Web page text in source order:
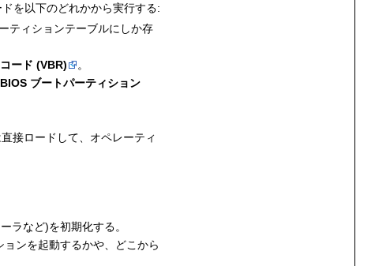
を以下のどれかから実行する:
ティションテーブルにしか存
ード (VBR)
。
BIOS ブートパーティション
接ロードして、オペレーティ
ラなど)を初期化する。
ンを起動するかや、どこから